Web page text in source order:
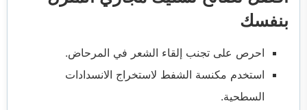
بنفسك
احرص على تجنب إلقاء الشعر في المرحاض.
استخدم مكنسة الشفط لاستخراج الانسدادات
السطحية.